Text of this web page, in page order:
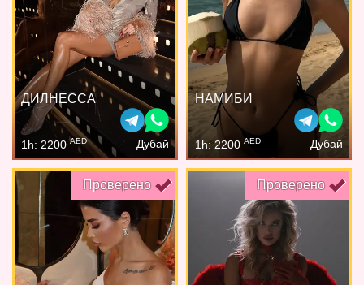
ДИЛНЕССА
1h: 2200AED Дубай
НАМИБИ
1h: 2200 AED Дубай
Проверено Проверено